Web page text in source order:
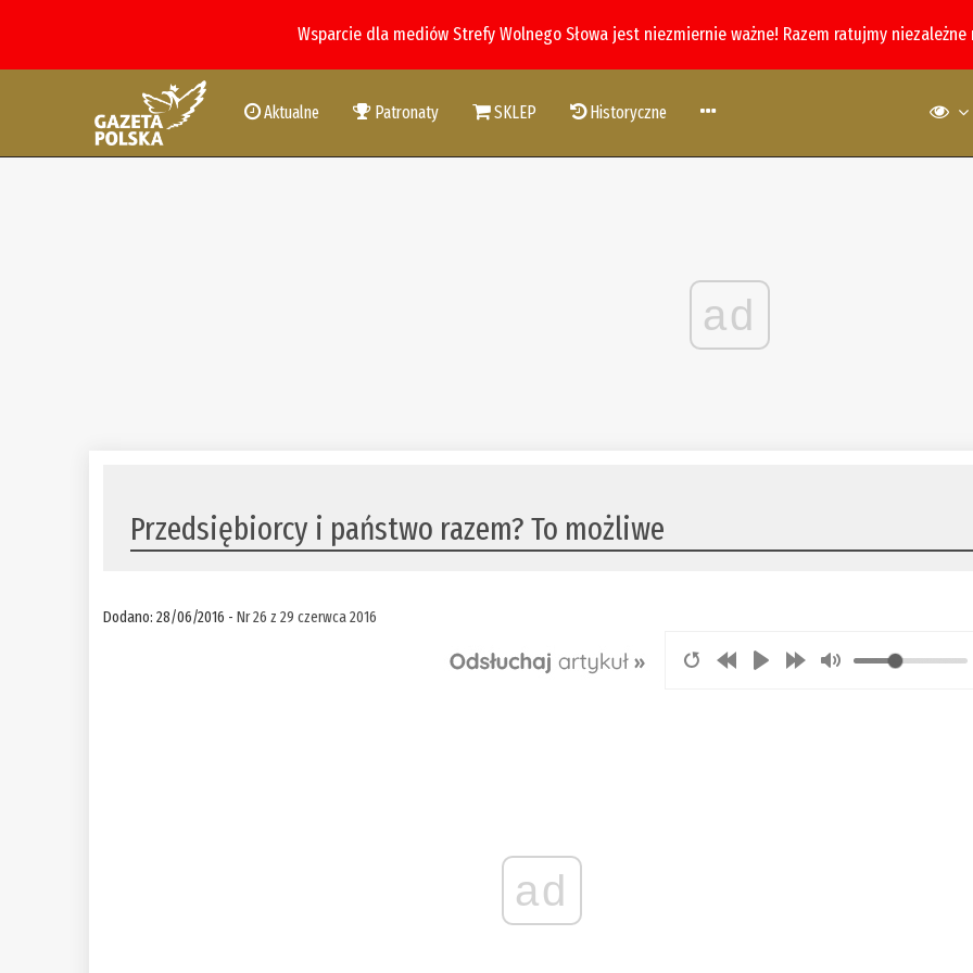
Wsparcie dla mediów Strefy Wolnego Słowa jest niezmiernie ważne! Razem ratujmy
Aktualne Patronaty SKLEP Historyczne
ad
Przedsiębiorcy i państwo razem? To możliwe
Dodano: 28/06/2016 -Nr 26 z 29 czerwca 2016
ad